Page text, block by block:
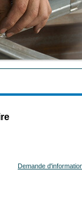
Demande